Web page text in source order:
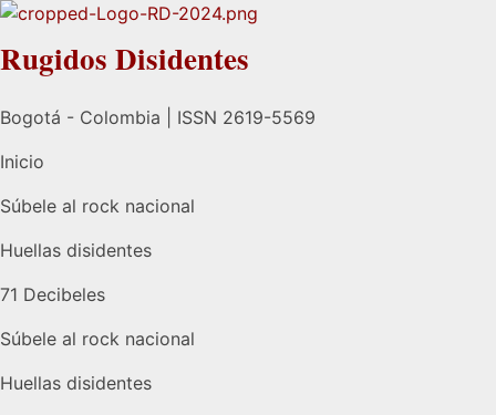
Rugidos Disidentes
Bogotá - Colombia | ISSN 2619-5569
Inicio
Súbele al rock nacional
Huellas disidentes
71 Decibeles
Súbele al rock nacional
Huellas disidentes